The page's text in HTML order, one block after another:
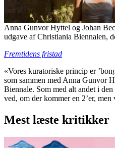
Anna Gunvor Hyttel og Johan
udgave af Christiania Biennalen,
Fremtidens fristad
«Vores kuratoriske princip er
som sammen med Anna Gunvor
Biennale. Som med alt andet i
ved, om der kommer en 2’er, men
Mest læste kritikker